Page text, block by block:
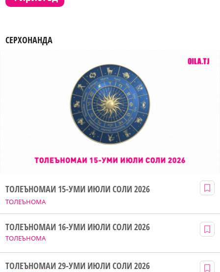
СЕРХОНАНДА
ТОЛЕЪНОМА
ТОЛЕЪНОМАИ 15-УМИ ИЮЛИ СОЛИ 2026
ТОЛЕЪНОМА
ТОЛЕЪНОМАИ 16-УМИ ИЮЛИ СОЛИ 2026
ТОЛЕЪНОМАИ 29-УМИ ИЮЛИ СОЛИ 2026